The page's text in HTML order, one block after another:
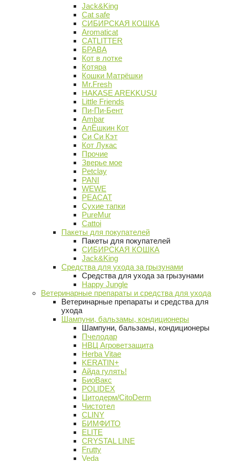
Jack&King
Cat safe
СИБИРСКАЯ КОШКА
Aromaticat
CATLITTER
БРАВА
Кот в лотке
Котяра
Кошки Матрёшки
Mr.Fresh
HAKASE AREKKUSU
Little Friends
Пи-Пи-Бент
Ambar
АлЁшкин Кот
Си Си Кэт
Кот Лукас
Прочие
Зверье мое
Petclay
PANI
WEWE
PEACAT
Сухие тапки
PureMur
Cattoi
Пакеты для покупателей
Пакеты для покупателей
СИБИРСКАЯ КОШКА
Jack&King
Средства для ухода за грызунами
Средства для ухода за грызунами
Happy Jungle
Ветеринарные препараты и средства для ухода
Ветеринарные препараты и средства для
ухода
Шампуни, бальзамы, кондиционеры
Шампуни, бальзамы, кондиционеры
Пчелодар
НВЦ Агроветзащита
Herba Vitae
KERATIN+
Айда гулять!
БиоВакс
POLIDEX
Цитодерм/CitoDerm
Чистотел
CLINY
БИМФИТО
ELITE
CRYSTAL LINE
Frutty
Veda